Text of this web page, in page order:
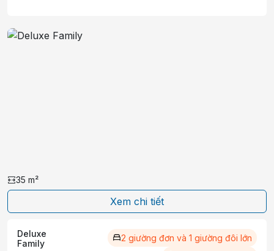
35 m²
Xem chi tiết
Deluxe
Family
2 giường đơn và 1 giường đôi lớn